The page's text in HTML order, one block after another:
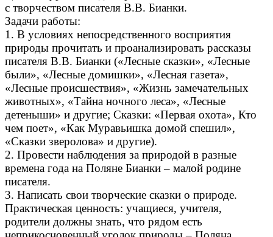
с творчеством писателя В.В. Бианки.
Задачи работы:
1. В условиях непосредственного восприятия
природы прочитать и проанализировать рассказы
писателя В.В. Бианки («Лесные сказки», «Лесные
были», «Лесные домишки», «Лесная газета»,
«Лесные происшествия», «Жизнь замечательных
животных», «Тайна ночного леса», «Лесные
детеныши» и другие; Сказки: «Первая охота», Кто
чем поет», «Как Муравьишка домой спешил»,
«Сказки зверолова» и другие).
2. Провести наблюдения за природой в разные
времена года на Поляне Бианки – малой родине
писателя.
3. Написать свои творческие сказки о природе.
Практическая ценность: учащиеся, учителя,
родители должны знать, что рядом есть